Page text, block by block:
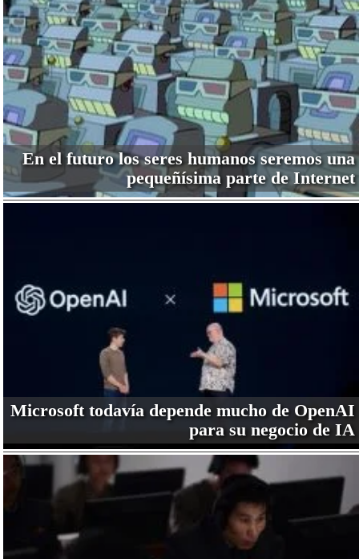
En el futuro los seres humanos seremos una
pequeñísima parte de Internet
Microsoft todavía depende mucho de OpenAI
para su negocio de IA